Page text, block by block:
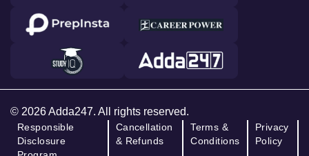
© 2026 Adda247. All rights reserved.
Responsible
Disclosure
Cancellation
& Refunds
Terms &
Conditions
Privacy
Policy